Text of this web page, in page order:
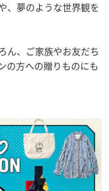
、夢のような世界観を
ん、ご家族やお友だち
の方への贈りものにも